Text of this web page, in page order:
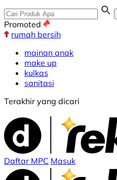
Promoted
rumah bersih
mainan anak
make up
kulkas
sanitasi
Terakhir yang dicari
Daftar MPC Masuk